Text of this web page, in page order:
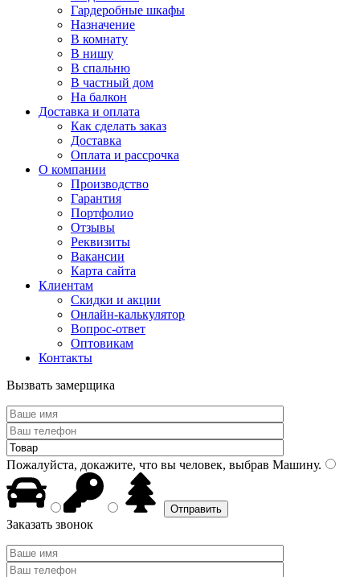
Гардеробные шкафы
Назначение
В комнату
В нишу
В спальню
В частный дом
На балкон
Доставка и оплата
Как сделать заказ
Доставка
Оплата и рассрочка
О компании
Производство
Гарантия
Портфолио
Отзывы
Реквизиты
Вакансии
Карта сайта
Клиентам
Скидки и акции
Онлайн-калькулятор
Вопрос-ответ
Оптовикам
Контакты
Вызвать замерщика
Пожалуйста, докажите, что вы человек, выбрав Машину.
Заказать звонок